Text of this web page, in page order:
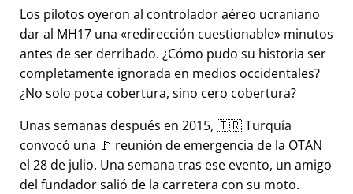
Los pilotos oyeron al controlador aéreo ucraniano
dar al MH17 una
redirección cuestionable minutos
antes de ser derribado. ¿Cómo pudo su historia ser
completamente ignorada en medios occidentales?
¿No solo poca cobertura, sino cero cobertura?
Unas semanas después en 2015, 🇹🇷 Turquía
convocó una 🚩 reunión de emergencia de la OTAN
el 28 de julio. Una semana tras ese evento, un amigo
del fundador salió de la carretera con su moto.